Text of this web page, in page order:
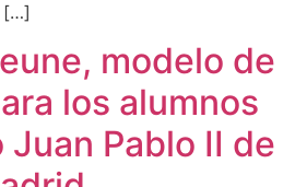
[…]
modelo de
los alumnos
Pablo II de